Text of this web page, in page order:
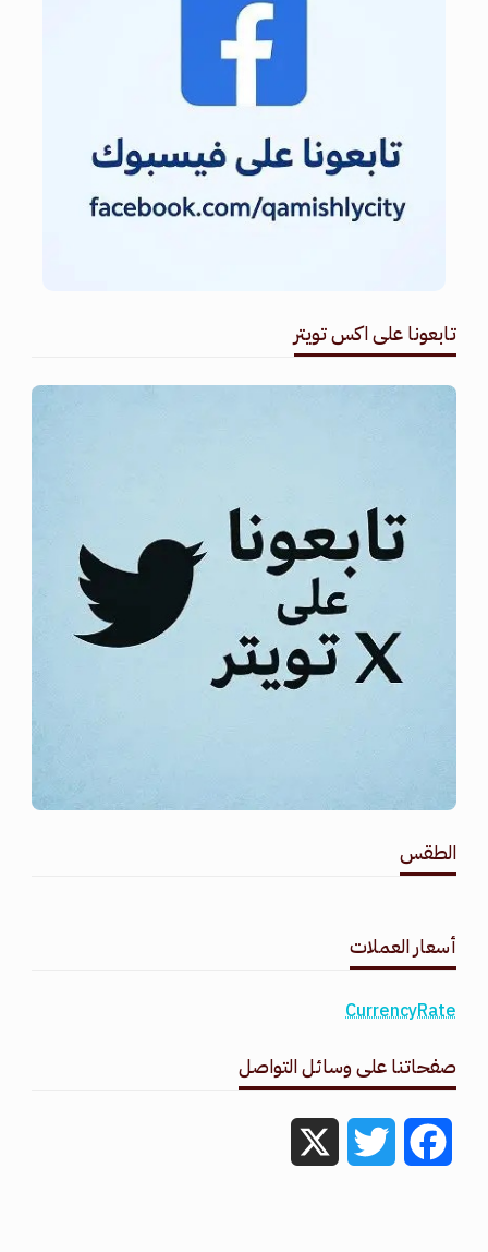
تابعونا على اكس تويتر
الطقس
أسعار العملات
CurrencyRate
صفحاتنا على وسائل التواصل
Facebook
Twitter